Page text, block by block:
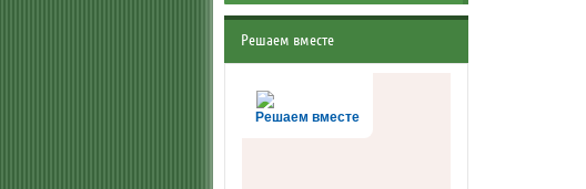
Решаем вместе
Решаем вместе